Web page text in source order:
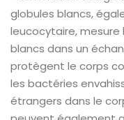
globules blancs,
leucocytaire,
blancs dans un
protègent le corps
les bactéries
étrangers dans le